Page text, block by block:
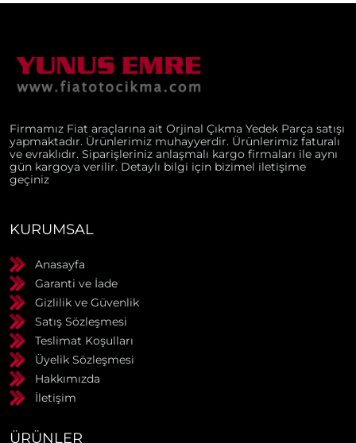
Firmamız Fiat araçlarına ait Orjinal Çıkma Yedek Parça satışı
yapmaktadır. Ürünlerimiz muhayyerdir. Ürünlerimiz faturalı
ve evraklıdır. Siparişleriniz anlaşmalı kargo firmaları ile aynı
gün kargoya verilir. Detaylı bilgi için bizimel iletişime
geçiniz
KURUMSAL
Anasayfa
Garanti ve İade
Gizlilik ve Güvenlik
Satış Sözleşmesi
Teslimat Koşulları
Üyelik Sözleşmesi
Hakkımızda
İletişim
ÜRÜNLER